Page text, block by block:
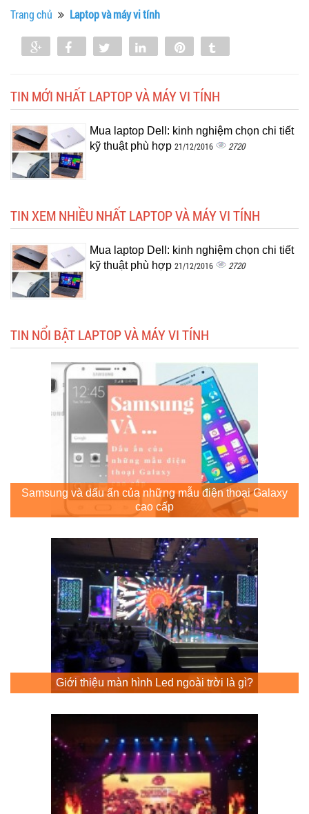
Trang chủ Laptop và máy vi tính
Share Share Tweet Share
TIN MỚI NHẤT LAPTOP VÀ MÁY VI TÍNH
Mua laptop Dell: kinh nghiệm chọn chi tiết
kỹ thuật phù hợp 21/12/2016 2720
TIN XEM NHIỀU NHẤT LAPTOP VÀ MÁY VI TÍNH
Mua laptop Dell: kinh nghiệm chọn chi tiết
kỹ thuật phù hợp 21/12/2016 2720
TIN NỔI BẬT LAPTOP VÀ MÁY VI TÍNH
Samsung và dấu ấn của những mẫu điện thoại Galaxy
cao cấp
Giới thiệu màn hình Led ngoài trời là gì?